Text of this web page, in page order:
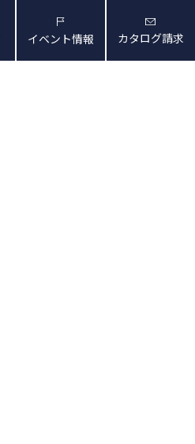
イベント情報 カタログ請求